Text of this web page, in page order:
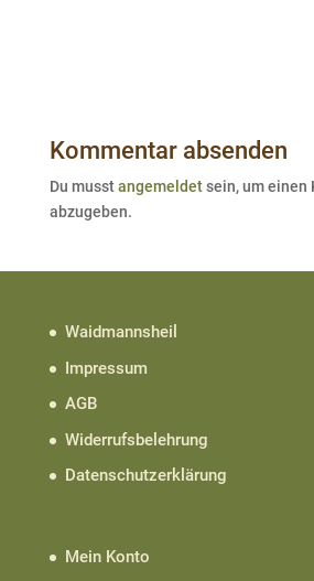
Kommentar absenden
Du musstangemeldetsein, um einen
abzugeben.
Waidmannsheil
Impressum
AGB
Widerrufsbelehrung
Datenschutzerklärung
Mein Konto